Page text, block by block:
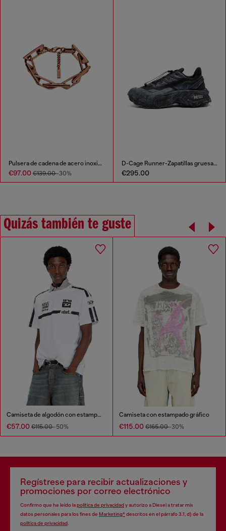
Pulsera de cadena de acero inoxidable
€97.00 €139.00-30%
D-Cage Runner-Zapatillas gruesas en ripstop
€295.00
Quizás también te guste
Camiseta de algodón con estampados gráficos en contraste
€57.00 €115.00-50%
Camiseta con estampado gráfico
€115.00 €165.00-30%
Regístrese para recibir actualizaciones y
promociones por correo electrónico
Confirmo que he leído lapolítica de privacidady autorizo a Diesel a tratar mis
datos personales para los fines de Marketing*descritos en el párrafo 3.1, d) de la
política de privacidad